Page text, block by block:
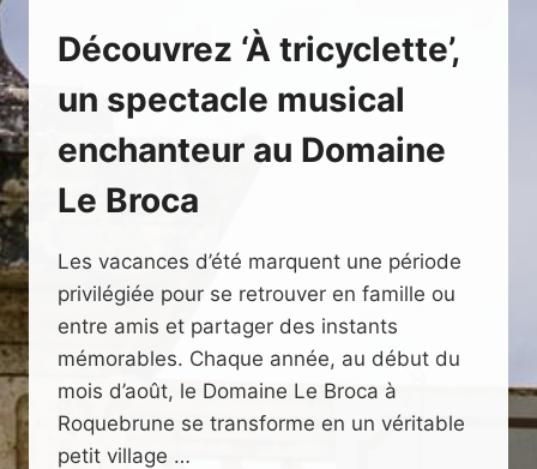
Découvrez ‘À tricyclette’,
un spectacle musical
enchanteur au Domaine
Le Broca
Les vacances d’été marquent une période
privilégiée pour se retrouver en famille ou
entre amis et partager des instants
mémorables. Chaque année, au début du
mois d’août, le Domaine Le Broca à
Roquebrune se transforme en un véritable
petit village …